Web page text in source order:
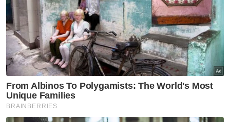
Tiada siapa menafikan pengorbanan puluhan
ribu anggota ATM dan PDRM yang
berkhidmat dengan jujur serta ikhlas tetapi
kes yang didakwa melibatkan ‘jerung’ atau
pegawai peringkat tertinggi tersebut
memberi kesan besar kepada imej institusi.
Masalah utama bukan terletak pada individu